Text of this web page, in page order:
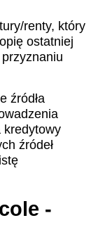
renty, który
ostatniej
źródła
kredytowy
źródeł
-